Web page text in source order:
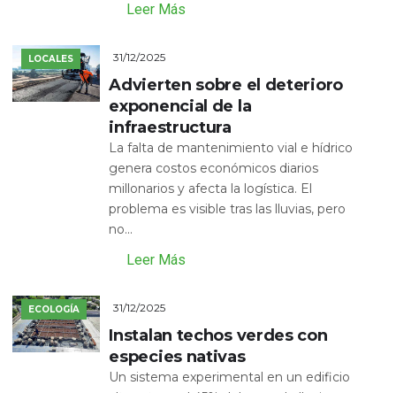
Leer Más
LOCALES 31/12/2025
Advierten sobre el deterioro
exponencial de la
infraestructura
La falta de mantenimiento vial e hídrico
genera costos económicos diarios
millonarios y afecta la logística. El
problema es visible tras las lluvias, pero
no...
Leer Más
ECOLOGÍA 31/12/2025
Instalan techos verdes con
especies nativas
Un sistema experimental en un edificio